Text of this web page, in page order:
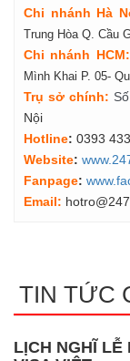
Chi nhánh Hà
Trung Hòa Q. Cầu
Chi nhánh HCM:
Mình Khai P. 05-
Trụ sở chính:
Nội
Hotline: 0393
Website:
Fanpage:
Email:
TIN TỨC
LỊCH NGHĨ LỄ